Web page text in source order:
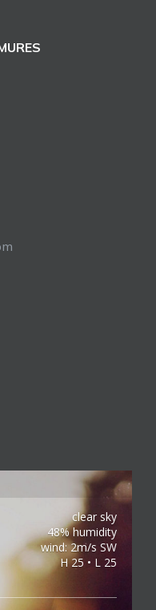
clear sky
48% humidity
wind: 2m/s SW
H 25 • L 25